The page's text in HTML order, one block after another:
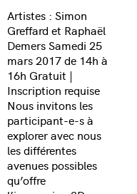
Artistes : Simon
Greffard et Raphaël
Demers Samedi 25
mars 2017 de 14h à
16h Gratuit |
Inscription requise
Nous invitons les
participant-e-s à
explorer avec nous
les différentes
avenues possibles
qu’offre